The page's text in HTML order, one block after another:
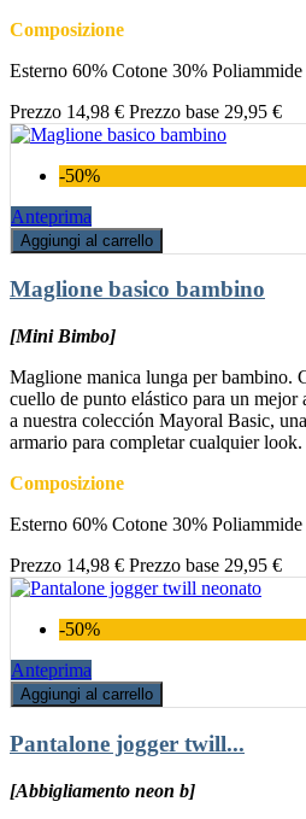
Composizione
Esterno 60% Cotone 30%
Prezzo 14,98 € Prezzo base 29,95 €
-50%
Anteprima
Aggiungi al carrello
Maglione basico bambino
[Mini Bimbo]
Maglione manica lunga per bambino.
cuello de punto elástico para un mejor
a nuestra colección Mayoral Basic,
armario para completar cualquier look.
Composizione
Esterno 60% Cotone 30%
Prezzo 14,98 € Prezzo base 29,95 €
-50%
Anteprima
Aggiungi al carrello
Pantalone jogger twill...
[Abbigliamento neon b]